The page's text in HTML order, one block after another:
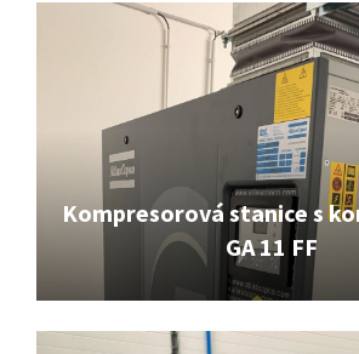
Kompresorová stanice s
GA 11 FF